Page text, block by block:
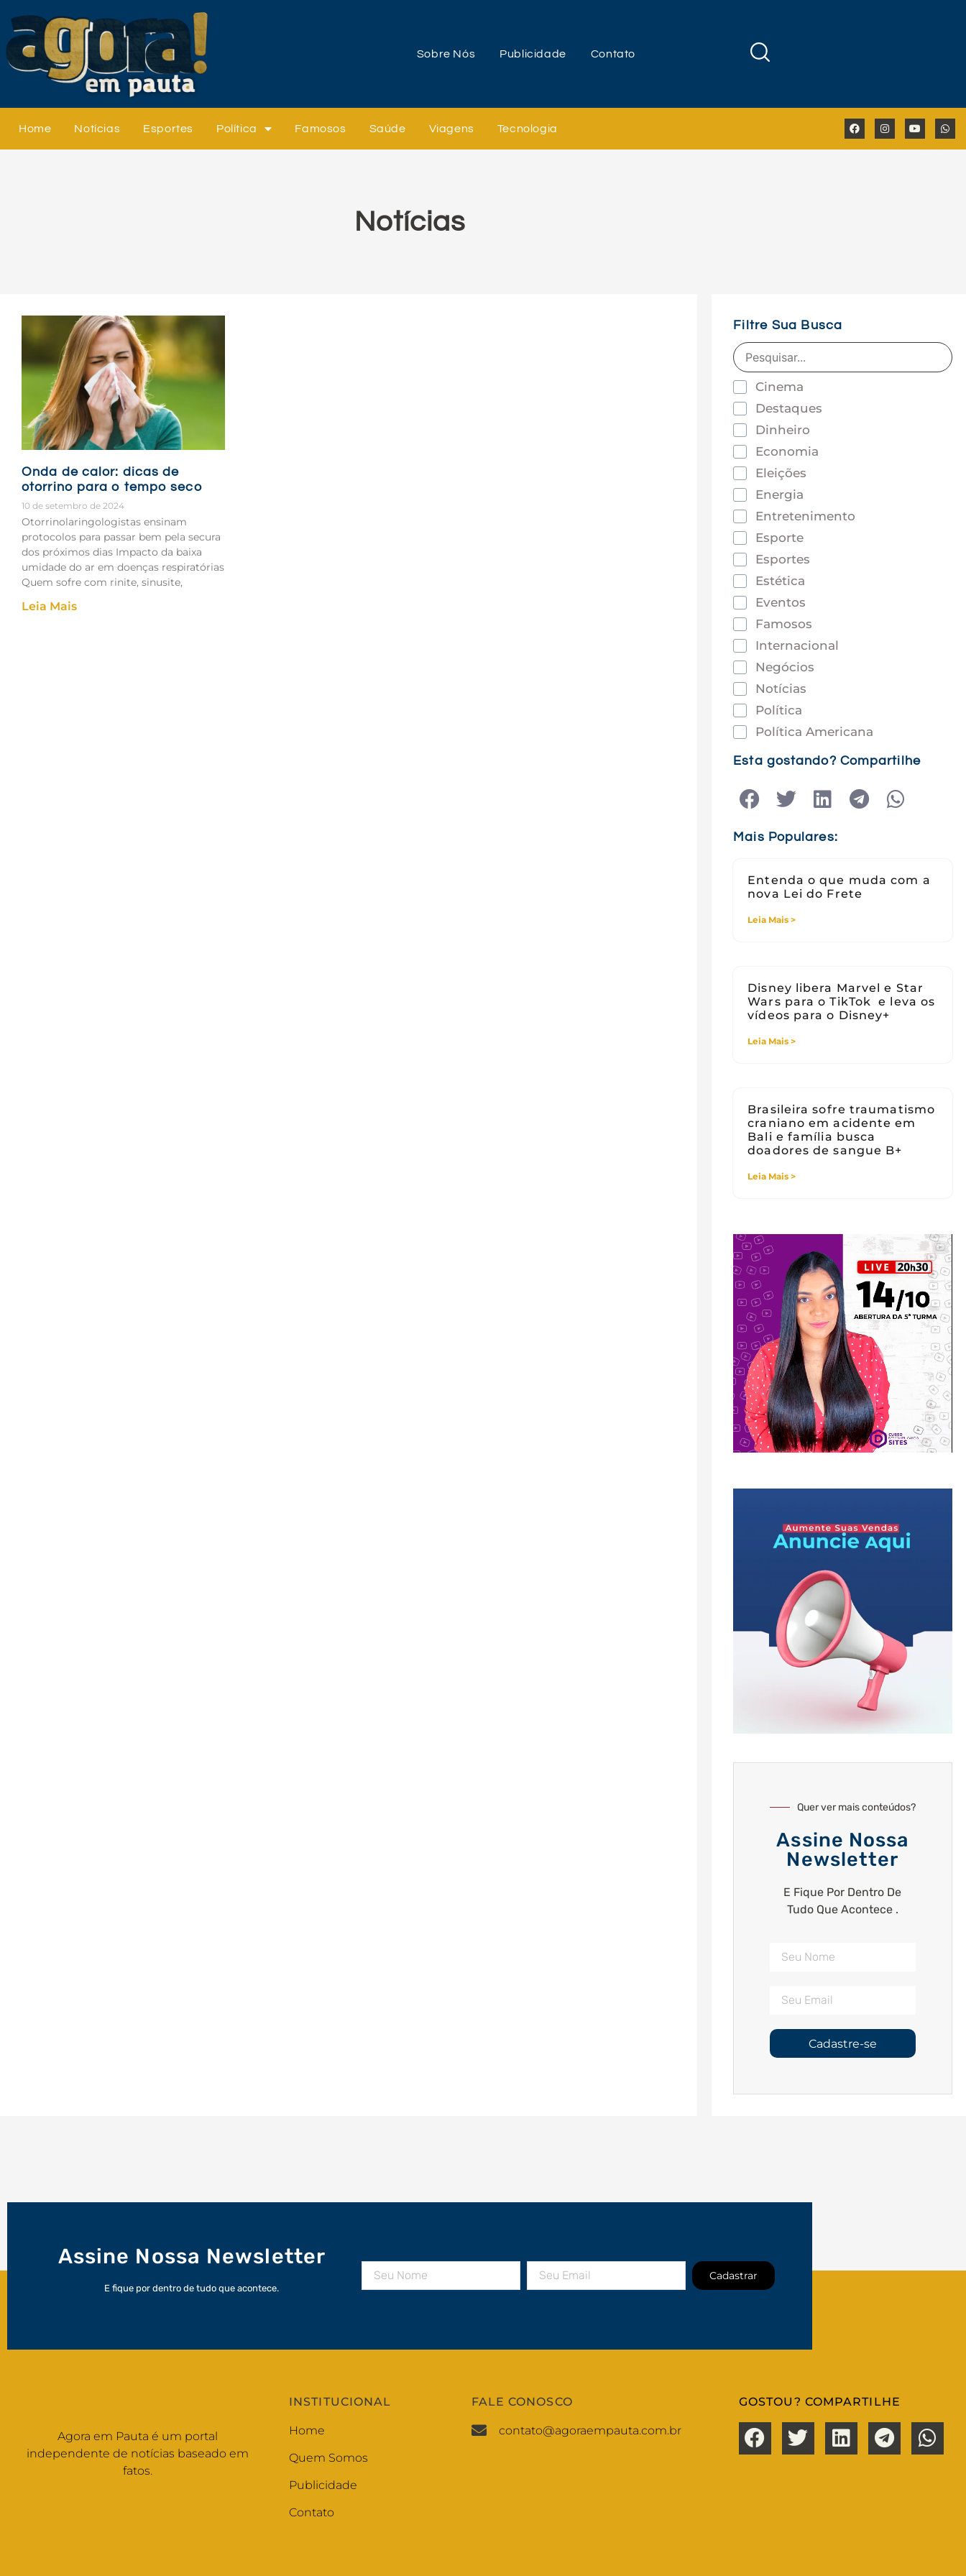
Sobre Nós Publicidade Contato
Home Notícias Esportes Política Famosos Saúde Viagens Tecnologia
Notícias
Onda de calor: dicas de
otorrino para o tempo seco
10 de setembro de 2024
Otorrinolaringologistas ensinam
protocolos para passar bem pela secura
dos próximos dias Impacto da baixa
umidade do ar em doenças respiratórias
Quem sofre com rinite, sinusite,
Leia Mais
Filtre Sua Busca
Cinema
Destaques
Dinheiro
Economia
Eleições
Energia
Entretenimento
Esporte
Esportes
Estética
Eventos
Famosos
Internacional
Negócios
Notícias
Política
Política Americana
Saúde
Tecnologia
Viagens
Esta gostando? Compartilhe
Mais Populares:
Entenda o que muda com a
nova Lei do Frete
Leia Mais >
Disney libera Marvel e Star
Wars para o TikTok e leva os
vídeos para o Disney+
Leia Mais >
Brasileira sofre traumatismo
craniano em acidente em
Bali e família busca
doadores de sangue B+
Leia Mais >
Quer ver mais conteúdos?
Assine Nossa
Newsletter
E Fique Por Dentro De
Tudo Que Acontece .
Cadastre-se
Assine Nossa Newsletter
E fique por dentro de tudo que acontece.
Cadastrar
Agora em Pauta é um portal
independente de notícias baseado em
fatos.
INSTITUCIONAL
Home
Quem Somos
Publicidade
Contato
FALE CONOSCO
contato@agoraempauta.com.br
GOSTOU? COMPARTILHE